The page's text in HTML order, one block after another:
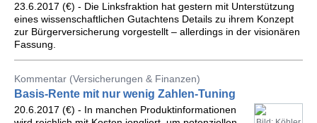
23.6.2017 (€) - Die Linksfraktion hat gestern mit Unterstützung
eines wissenschaftlichen Gutachtens Details zu ihrem Konzept
zur Bürgerversicherung vorgestellt – allerdings in der visionären
Fassung.
Kommentar (Versicherungen & Finanzen)
Basis-Rente mit nur wenig Zahlen-Tuning
20.6.2017 (€) - In manchen Produktinformationen